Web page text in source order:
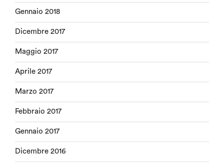
Gennaio 2018
Dicembre 2017
Maggio 2017
Aprile 2017
Marzo 2017
Febbraio 2017
Gennaio 2017
Dicembre 2016